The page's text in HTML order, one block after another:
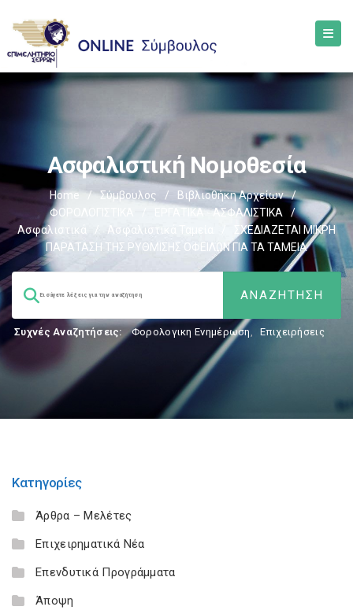
Ασφαλιστική Νομοθεσία
Home / Σύμβουλος / Βιβλιοθήκη Αρχείων
/
ΦΟΡΟΛΟΓΙΣΤΙΚΑ
ΕΡΓΑΤΙΚΑ - ΑΣΦΑΛΙΣΤΙΚΑ
/
Ασφαλιστικά
/ Ασφαλιστικά Ταμεία
ΣΧΕΔΙΑΖΕΤΑΙ ΜΙΚΡΗ
ΠΑΡΑΤΑΣΗ ΤΗΣ ΡΥΘΜΙΣΗΣ ΟΦΕΙΛΩΝ ΓΙΑ ΤΑ ΤΑΜΕΙΑ
Συχνές Αναζητήσεις: Φορολογικη Ενημέρωση, Επιχειρήσεις
Κατηγορίες
Άρθρα – Μελέτες
Επιχειρηματικά Νέα
Επενδυτικά Προγράμματα
Άποψη